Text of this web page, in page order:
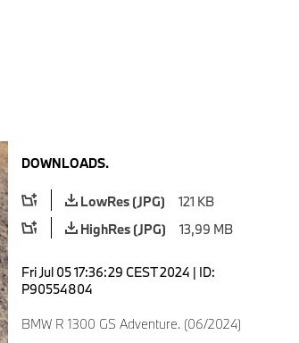
DOWNLOADS.
LowRes (JPG)
121 KB
HighRes (JPG)
13,99 MB
Fri Jul 05 17:36:29 CEST 2024 | ID:
P90554804
BMW R 1300 GS Adventure. (06/2024)